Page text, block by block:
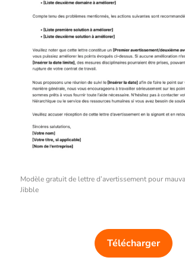
Modèle gratuit de lettre d’avertissement pour
Jibble
Télécharger